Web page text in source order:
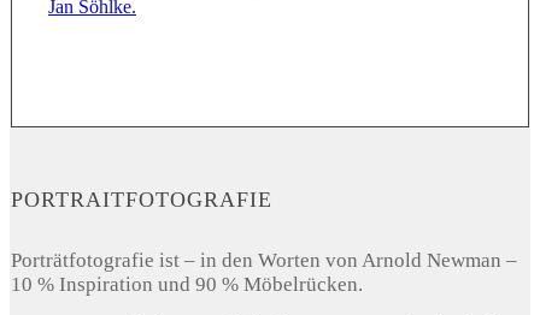
PORTRAITFOTOGRAFIE
Porträtfotografie ist – in den Worten von Arnold Newman –
10 % Inspiration und 90 % Möbelrücken.